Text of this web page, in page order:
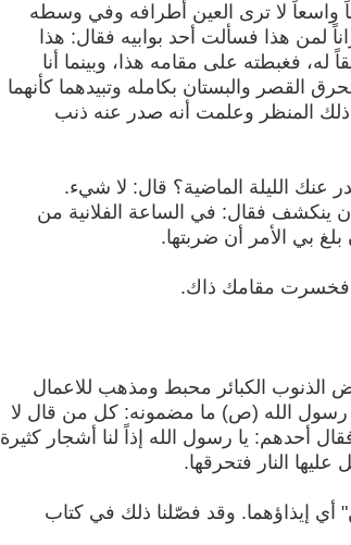
واسعاً لا ترى العين أطرافه وفي وسطه
هذا فسألت أحد بوابيه فقال: هذا
فغبطته على مقامه هذا، وبينما أنا
القصر والبستان بكامله وتبيدهما كأنهما
المنظر وعلمت أنه صدر عنه ذنب
عنك الليلة الماضية؟ قال: لا شيء.
ينكشف فقال: في الساعة الفلانية من
بلغ بي الأمر أن ضربتها.
فخسرت مقامك ذاك.
الذنوب الكبائر محبط ومذهب للاعمال
رسول الله (ص) ما مضمونه: كل من قال لا
أحدهم: يا رسول الله إذاً لنا أشجار كثيرة
النار فتحرقها.
أي إيذاؤهما. وقد فصّلنا ذلك في كتاب